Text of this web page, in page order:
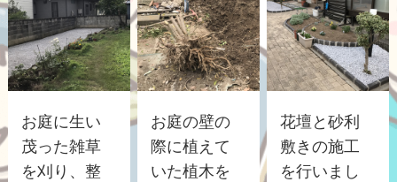
お庭に生い
茂った雑草
を刈り、整
お庭の壁の
際に植えて
いた植木を
花壇と砂利
敷きの施工
を行いまし